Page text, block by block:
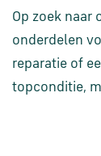
Op zoek naar
onderdelen
reparatie of
topconditie,